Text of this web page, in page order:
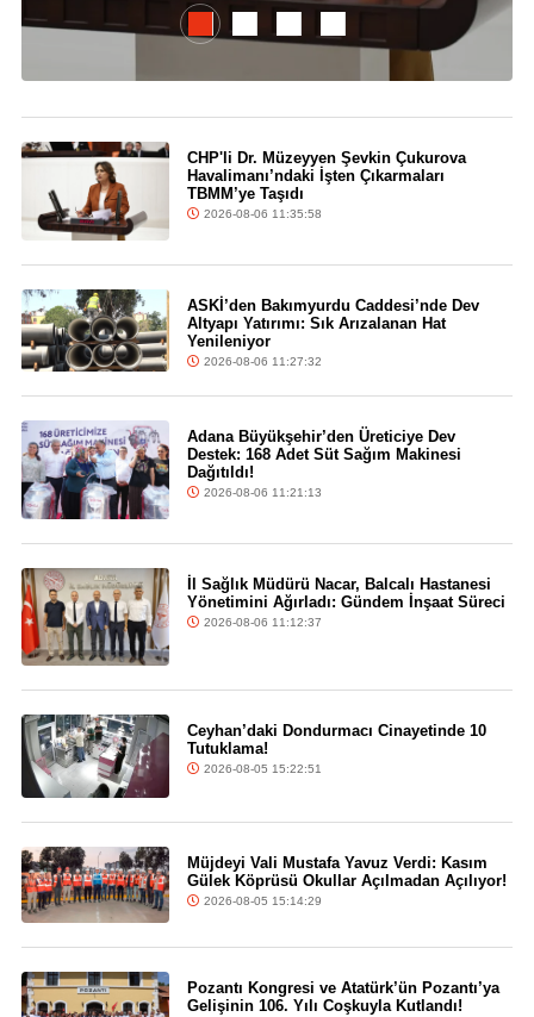
CHP'li Dr. Müzeyyen Şevkin Çukurova
Havalimanı’ndaki İşten Çıkarmaları
TBMM’ye Taşıdı
2026-08-06 11:35:58
ASKİ’den Bakımyurdu Caddesi’nde Dev
Altyapı Yatırımı: Sık Arızalanan Hat
Yenileniyor
2026-08-06 11:27:32
Adana Büyükşehir’den Üreticiye Dev
Destek: 168 Adet Süt Sağım Makinesi
Dağıtıldı!
2026-08-06 11:21:13
İl Sağlık Müdürü Nacar, Balcalı Hastanesi
Yönetimini Ağırladı: Gündem İnşaat Süreci
2026-08-06 11:12:37
Ceyhan’daki Dondurmacı Cinayetinde 10
Tutuklama!
2026-08-05 15:22:51
Müjdeyi Vali Mustafa Yavuz Verdi: Kasım
Gülek Köprüsü Okullar Açılmadan Açılıyor!
2026-08-05 15:14:29
Pozantı Kongresi ve Atatürk’ün Pozantı’ya
Gelişinin 106. Yılı Coşkuyla Kutlandı!